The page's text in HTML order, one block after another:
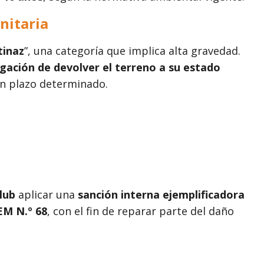
”, una categoría que implica alta gravedad.
de devolver el terreno a su estado
plazo determinado.
aplicar una sanción interna ejemplificadora
N.º 68, con el fin de reparar parte del daño